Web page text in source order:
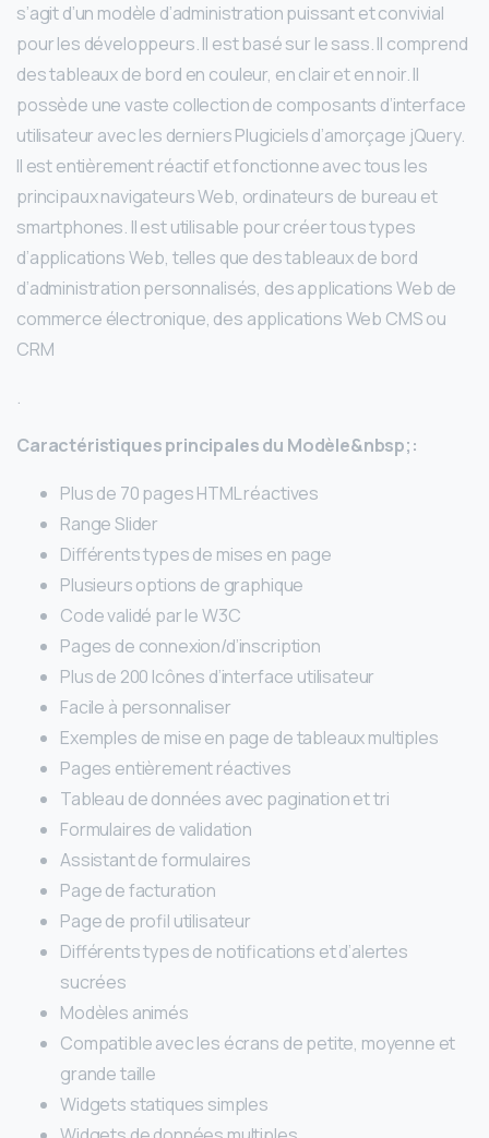
s’agit d’un modèle d’administration puissant et convivial
pour les développeurs. Il est basé sur le sass. Il comprend
des tableaux de bord en couleur, en clair et en noir. Il
possède une vaste collection de composants d’interface
utilisateur avec les derniers Plugiciels d’amorçage jQuery.
Il est entièrement réactif et fonctionne avec tous les
principaux navigateurs Web, ordinateurs de bureau et
smartphones. Il est utilisable pour créer tous types
d’applications Web, telles que des tableaux de bord
d’administration personnalisés, des applications Web de
commerce électronique, des applications Web CMS ou
CRM
.
Caractéristiques principales du Modèle&nbsp;:
Plus de 70 pages HTML réactives
Range Slider
Différents types de mises en page
Plusieurs options de graphique
Code validé par le W3C
Pages de connexion/d’inscription
Plus de 200 Icônes d’interface utilisateur
Facile à personnaliser
Exemples de mise en page de tableaux multiples
Pages entièrement réactives
Tableau de données avec pagination et tri
Formulaires de validation
Assistant de formulaires
Page de facturation
Page de profil utilisateur
Différents types de notifications et d’alertes
sucrées
Modèles animés
Compatible avec les écrans de petite, moyenne et
grande taille
Widgets statiques simples